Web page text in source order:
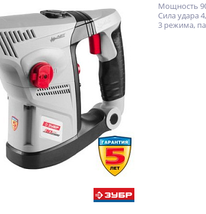
Мощность
Сила удара
3 режима,